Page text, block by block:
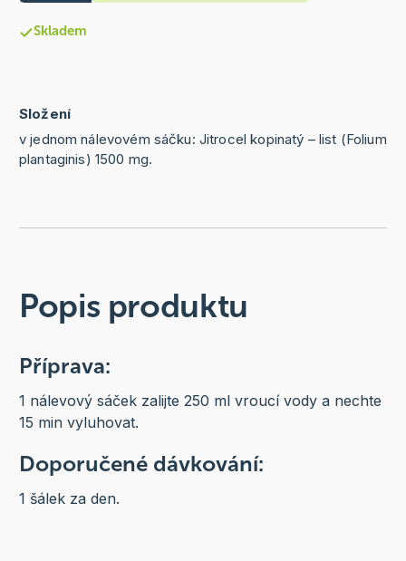
Skladem
Složení
v jednom nálevovém sáčku: Jitrocel kopinatý – list (Folium
plantaginis) 1500 mg.
Popis produktu
Příprava:
1 nálevový sáček zalijte 250 ml vroucí vody a nechte
15 min vyluhovat.
Doporučené dávkování:
1 šálek za den.